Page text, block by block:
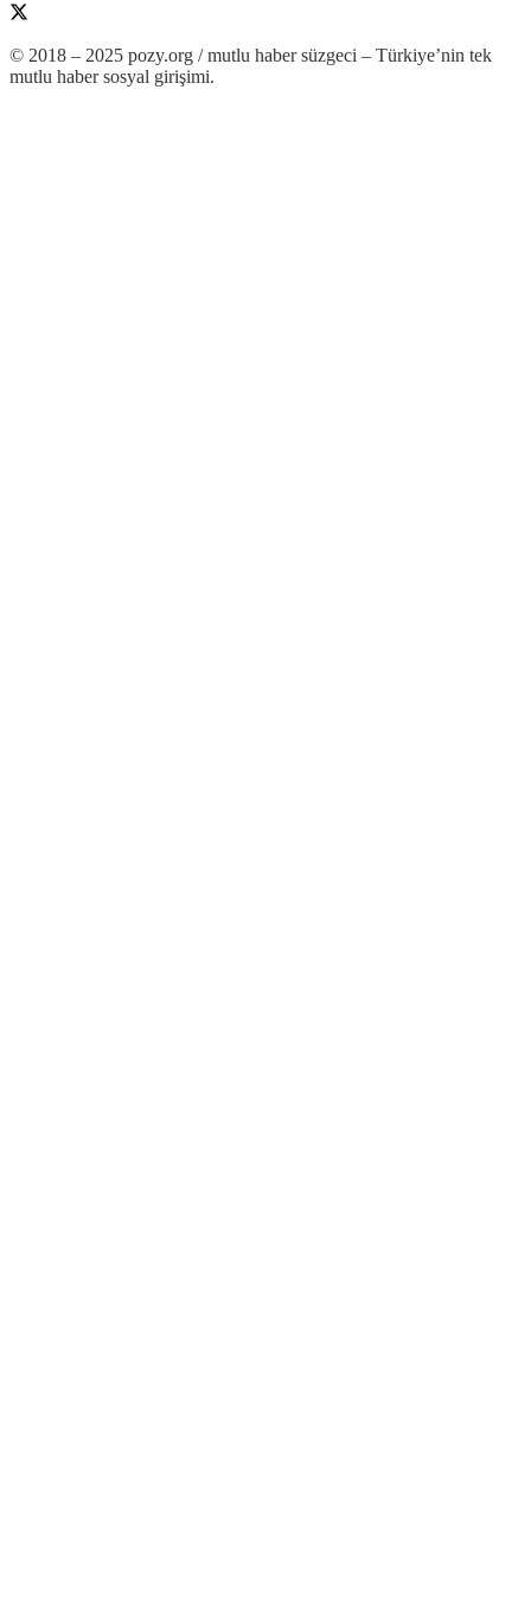
© 2018 – 2025 pozy.org / mutlu haber süzgeci – Türkiye’nin tek
mutlu haber sosyal girişimi.